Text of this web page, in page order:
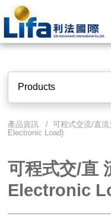
Products
產品資訊 /可程式交流/直流
Electronic Load)
可程式交/直
Electronic